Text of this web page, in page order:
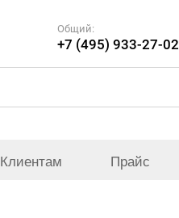
Общий:
+7 (495) 933-27-02
Клиентам Прайс